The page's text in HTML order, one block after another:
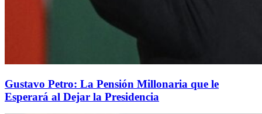
Gustavo Petro: La Pensión Millonaria que le
Esperará al Dejar la Presidencia